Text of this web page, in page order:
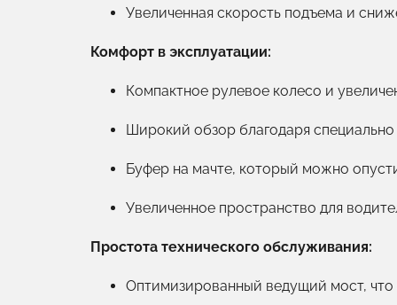
Увеличенная скорость подъема и
Комфорт в эксплуатации:
Компактное рулевое колесо и
Широкий обзор благодаря
Буфер на мачте, который можно
Увеличенное пространство для
Простота технического обслуживания:
Оптимизированный ведущий мост,